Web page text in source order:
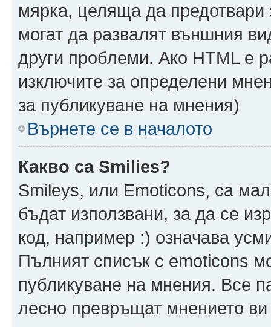
мярка, целяща да предотвари
могат да развалят външния
други проблеми. Ако HTML е
изключите за определени
за публикуване на мнения)
Върнете се в началото
Какво са Smilies?
Smileys, или Emoticons, са
бъдат използвани, за да се
код, например :) означава
Пълният списък с emoticons
публикуване на мнения. Все
лесно превръщат мнението